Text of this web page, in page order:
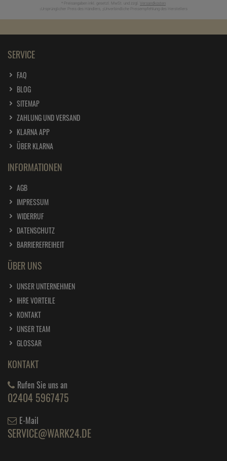
* Preisangaben inkl. gesetzl. MwSt. und zzgl. Versandkosten
Ursprünglicher Preis des Händlers, Unverbindliche Preisempfehlung des Herstellers
SERVICE
FAQ
BLOG
SITEMAP
ZAHLUNG UND VERSAND
KLARNA APP
ÜBER KLARNA
INFORMATIONEN
AGB
IMPRESSUM
WIDERRUF
DATENSCHUTZ
BARRIEREFREIHEIT
ÜBER UNS
UNSER UNTERNEHMEN
IHRE VORTEILE
KONTAKT
UNSER TEAM
GLOSSAR
KONTAKT
Rufen Sie uns an
02404 5967475
E-Mail
SERVICE@WARK24.DE